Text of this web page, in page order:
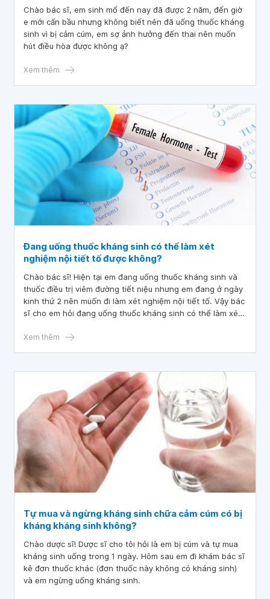
Chào bác sĩ, em sinh mổ đến nay đã được 2 năm, đến giờ
e mới cấn bầu nhưng không biết nên đã uống thuốc kháng
sinh vì bị cảm cúm, em sợ ảnh hưởng đến thai nên muốn
hút điều hòa được không ạ?
Xem thêm
Đang uống thuốc kháng sinh có thể làm xét
nghiệm nội tiết tố được không?
Chào bác sĩ! Hiện tại em đang uống thuốc kháng sinh và
thuốc điều trị viêm đường tiết niệu nhưng em đang ở ngày
kinh thứ 2 nên muốn đi làm xét nghiệm nội tiết tố. Vậy bác
sĩ cho em hỏi đang uống thuốc kháng sinh có thể làm xét
đáp. Em xin chân thành cảm ơn!
Xem thêm
Tự mua và ngừng kháng sinh chữa cảm cúm có bị
kháng kháng sinh không?
Chào dược sĩ! Dược sĩ cho tôi hỏi là em bị cúm và tự mua
kháng sinh uống trong 1 ngày. Hôm sau em đi khám bác sĩ
kê đơn thuốc khác (đơn thuốc này không có kháng sinh)
và em ngừng uống kháng sinh.